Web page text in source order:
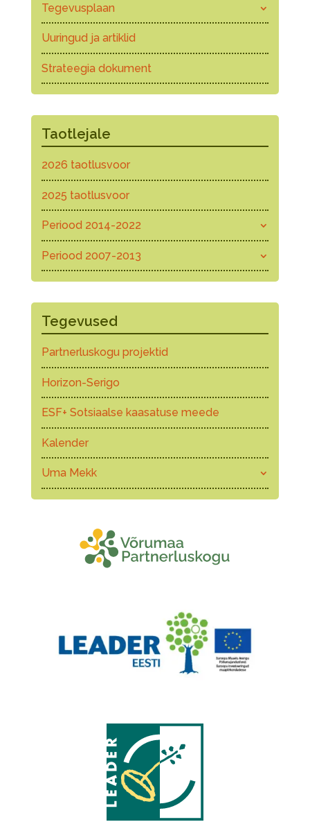
Tegevusplaan
Uuringud ja artiklid
Strateegia dokument
Taotlejale
2026 taotlusvoor
2025 taotlusvoor
Periood 2014-2022
Periood 2007-2013
Tegevused
Partnerluskogu projektid
Horizon-Serigo
ESF+ Sotsiaalse kaasatuse meede
Kalender
Uma Mekk